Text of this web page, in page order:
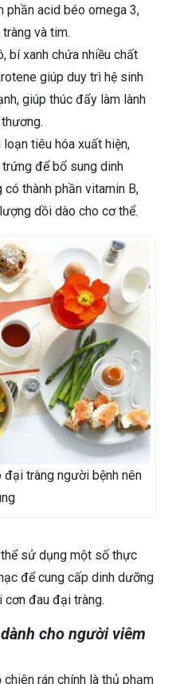
phần acid béo omega 3,
và tim.
bí xanh chứa nhiều chất
giúp duy trì hệ sinh
giúp thúc đẩy làm lành
tiêu hóa xuất hiện,
để bổ sung dinh
thành phần vitamin B,
dồi dào cho cơ thể.
tràng người bệnh nên
sử dụng một số thực
để cung cấp dinh dưỡng
cơn đau đại tràng.
cho người viêm
rán chính là thủ phạm